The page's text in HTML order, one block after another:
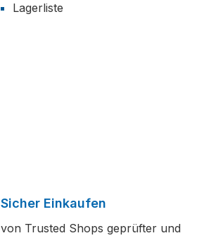
Lagerliste
Sicher Einkaufen
von Trusted Shops geprüfter und